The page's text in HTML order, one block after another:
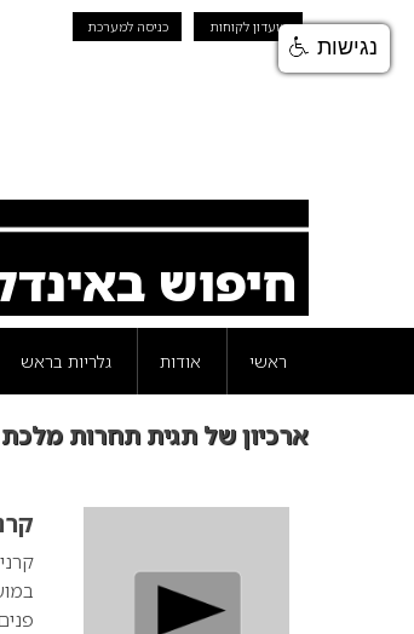
מועדון לקוחות כניסה למערכת
חיפוש
ראשי אודות גלריות בראש
ארכיון של תגית תחרות מלכת
נגישות